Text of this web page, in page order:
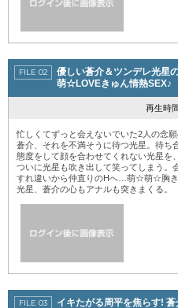
優しい蒼介＆ツンデレ光星
萌☆LOVEきゅん情熱SEX♪
再生時
忙しくてずっと会えないでいた2人の念
蒼介、それを不満そうに待つ光星。待ち
態度をして顔を合わせてくれない光星を
ついに光星も吹き出して笑ってしまう。
すれ違いから仲直りのHへ…萌☆萌☆胸き
光星、蒼介の心もアナルも突きまくる。
イキたがる周平を焦らす! 蒼